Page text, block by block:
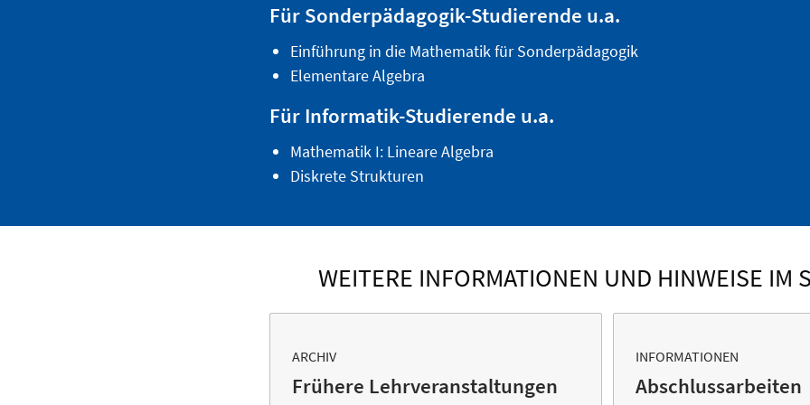
Für Sonderpädagogik-Studierende u.a.
Einführung in die Mathematik für Sonderpädagogik
Elementare Algebra
Für Informatik-Studierende u.a.
Mathematik I: Lineare Algebra
Diskrete Strukturen
WEITERE INFORMATIONEN UND HINWEISE IM
ARCHIV
Frühere Lehrveranstaltungen
INFORMATIONEN
Abschlussarbeiten